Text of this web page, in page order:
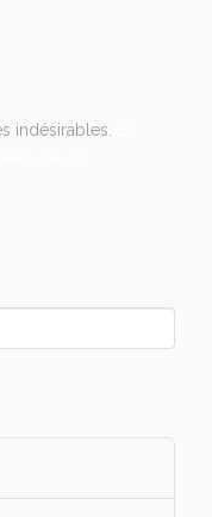
indésirables.